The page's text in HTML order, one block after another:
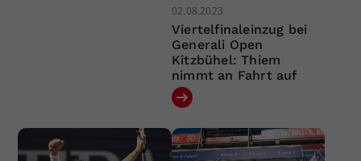
02.08.2023
Viertelfinaleinzug bei
Generali Open
Kitzbühel: Thiem
nimmt an Fahrt auf